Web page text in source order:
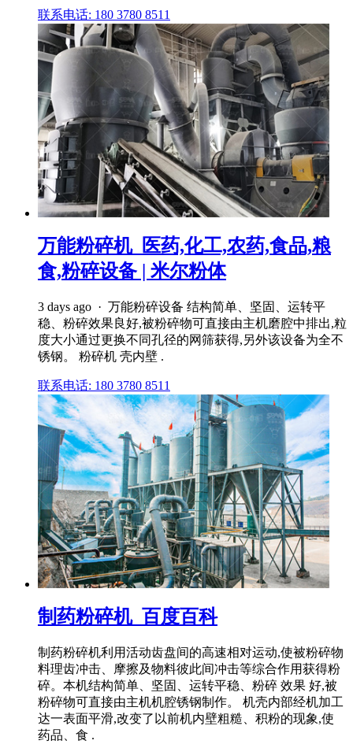
联系电话: 180 3780 8511
万能粉碎机_医药,化工,农药,食品,粮
食,粉碎设备 | 米尔粉体
3 days ago · 万能粉碎设备 结构简单、坚固、运转平
稳、粉碎效果良好,被粉碎物可直接由主机磨腔中排出,粒
度大小通过更换不同孔径的网筛获得,另外该设备为全不
锈钢。 粉碎机 壳内壁 .
联系电话: 180 3780 8511
制药粉碎机_百度百科
制药粉碎机利用活动齿盘间的高速相对运动,使被粉碎物
料理齿冲击、摩擦及物料彼此间冲击等综合作用获得粉
碎。本机结构简单、坚固、运转平稳、粉碎 效果 好,被
粉碎物可直接由主机机腔锈钢制作。 机壳内部经机加工
达一表面平滑,改变了以前机内壁粗糙、积粉的现象,使
药品、食 .